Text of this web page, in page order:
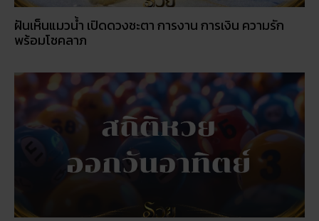
ประจำวัน
5 กิจกรรเสริมดวงโชคลาภ ในวันออกพรรษา